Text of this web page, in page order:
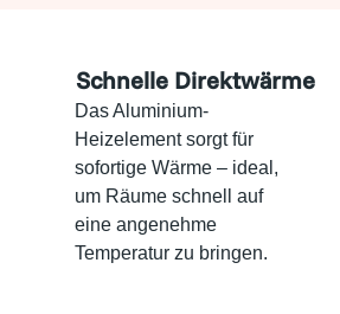
Schnelle Direktwärme
Das Aluminium-
Heizelement sorgt für
sofortige Wärme – ideal,
um Räume schnell auf
eine angenehme
Temperatur zu bringen.